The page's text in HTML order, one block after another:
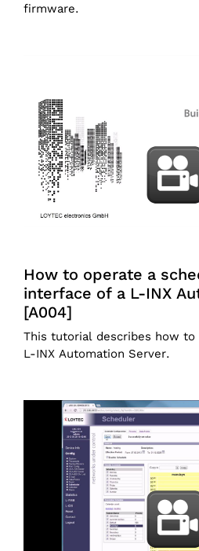
firmware.
How to operate a
interface of a L-INX
[A004]
This tutorial describes how to
L-INX Automation Server.